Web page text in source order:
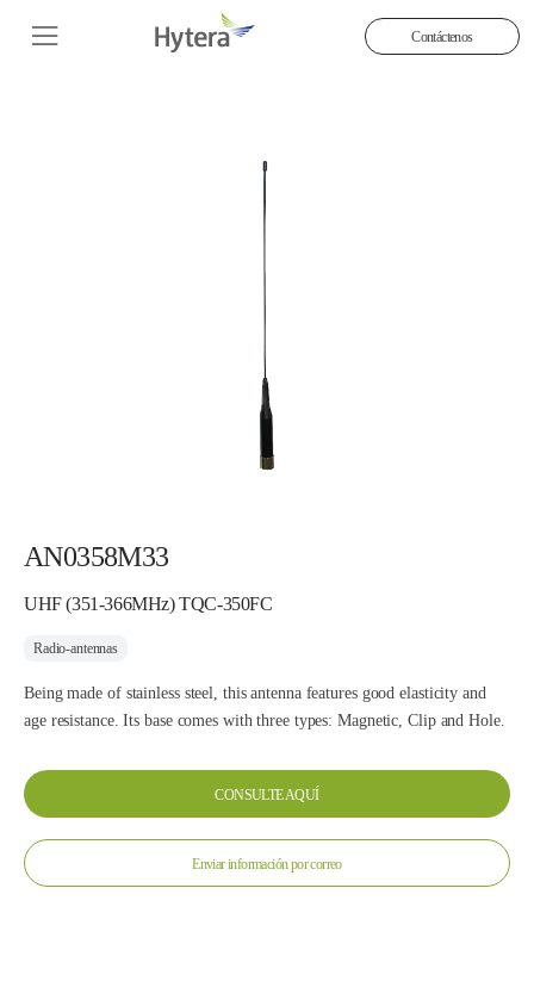
Contáctenos
AN0358M33
UHF (351-366MHz) TQC-350FC
Radio-antennas
Being made of stainless steel, this antenna features good elasticity and
age resistance. Its base comes with three types: Magnetic, Clip and Hole.
CONSULTE AQUÍ
Enviar información por correo